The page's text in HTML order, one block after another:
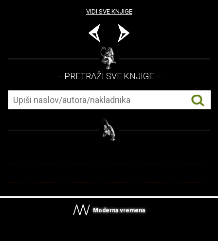
VIDI SVE KNJIGE
– PRETRAŽI SVE KNJIGE –
Moderna vremena